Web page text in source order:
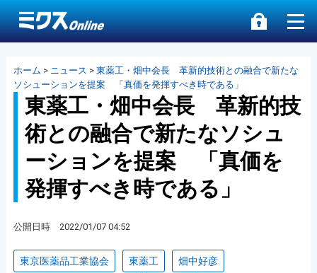
ホーム > ニュース > 東薬工・畑中会長 革新的技術との融合で新たな
ソシューションを提案 「真価を発揮すべき時である」
東薬工・畑中会長 革新的技
術との融合で新たなソシュ
ーションを提案 「真価を
発揮すべき時である」
公開日時 2022/01/07 04:52
東京医薬品工業協会 東薬工 畑中好彦